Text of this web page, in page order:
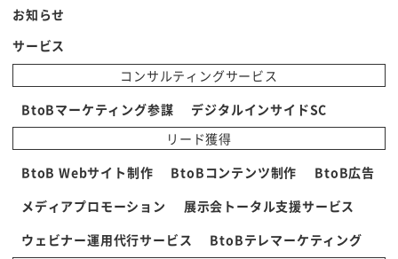
お知らせ
サービス
コンサルティングサービス
BtoBマーケティング参謀
デジタルインサイドSC
リード獲得
BtoB Webサイト制作
BtoBコンテンツ制作
BtoB広告
メディアプロモーション
展示会トータル支援サービス
ウェビナー運用代行サービス
BtoBテレマーケティング